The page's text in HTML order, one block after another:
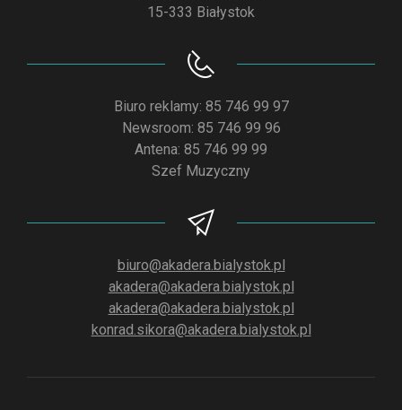
15-333 Białystok
Biuro reklamy: 85 746 99 97
Newsroom: 85 746 99 96
Antena: 85 746 99 99
Szef Muzyczny
biuro@akadera.bialystok.pl
akadera@akadera.bialystok.pl
akadera@akadera.bialystok.pl
konrad.sikora@akadera.bialystok.pl